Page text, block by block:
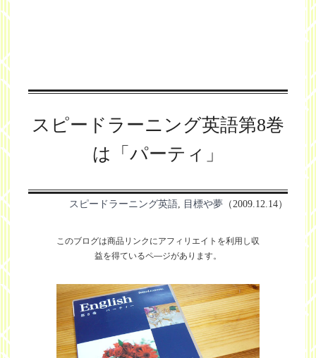
スピードラーニング英語第8巻
は「パーティ」
スピードラーニング英語, 目標や夢 （2009.12.14）
このブログは商品リンクにアフィリエイトを利用し収
益を得ているペ―ジがあります。